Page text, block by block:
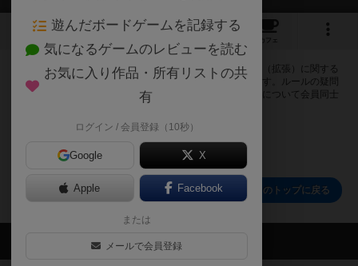
3 2 5
カフェ
ログインするとまじかる☆キングダム：ライスル帝国侵攻（拡張）に関する
掲示板の作成やコメントの書き込みが出来るようになります。ルールの疑問
やエラッタ情報、マニュアルでは判断し辛い曖昧な表記等について会員同士
ログイン/無料会員登録
まじかる☆キングダム：ライスル帝国侵攻（拡張）のトップに戻る
会員の新しい投稿
遊んだボードゲームを記録する
気になるゲームのレビューを読む
お気に入り作品・所有リストの共
有
ログイン / 会員登録（10秒）
Google X
Apple Facebook
または
メールで会員登録